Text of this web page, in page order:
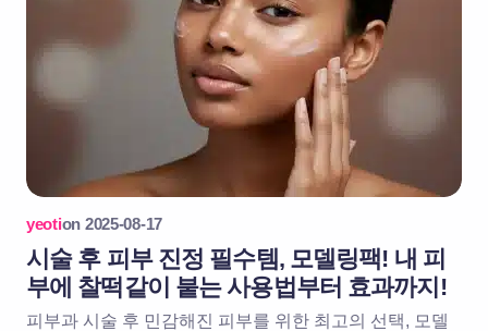
yeotion 2025-08-17
시술 후 피부 진정 필수템, 모델링팩! 내 피
부에 찰떡같이 붙는 사용법부터 효과까지!
피부과 시술 후 민감해진 피부를 위한 최고의 선택, 모델